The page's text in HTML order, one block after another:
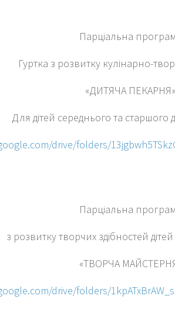
Парціальна
Гуртка з розвитку кулінарно-
«ДИТЯЧА ПЕКАРНЯ»
Для дітей середнього та старшого
drive/folders/
Парціальна
з розвитку творчих здібностей
«ТВОРЧА
drive/folders/